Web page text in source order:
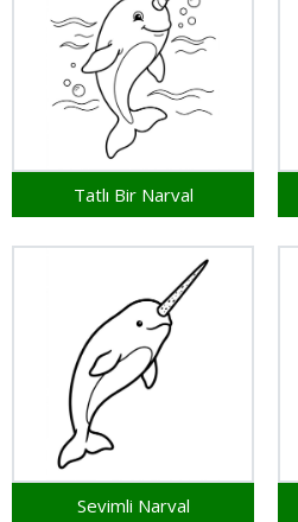
Tatlı Bir Narval
Sevimli Narval